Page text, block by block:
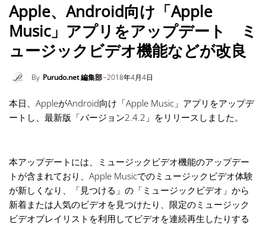
Apple、Android向け「Apple
Music」アプリをアップデート ミ
ュージックビデオ機能などが改良
By Purudo.net 編集部 2018年4月4日
本日、AppleがAndroid向け「Apple Music」アプリをアップデ
ートし、最新版「バージョン2.4.2」をリリースしました。
本アップデートには、ミュージックビデオ機能のアップデー
トが含まれており、Apple Musicでのミュージックビデオ体験
が新しくなり、「見つける」の「ミュージックビデオ」から
新着または人気のビデオを見つけたり、限定のミュージック
ビデオプレイリストを利用してビデオを連続再生したりする